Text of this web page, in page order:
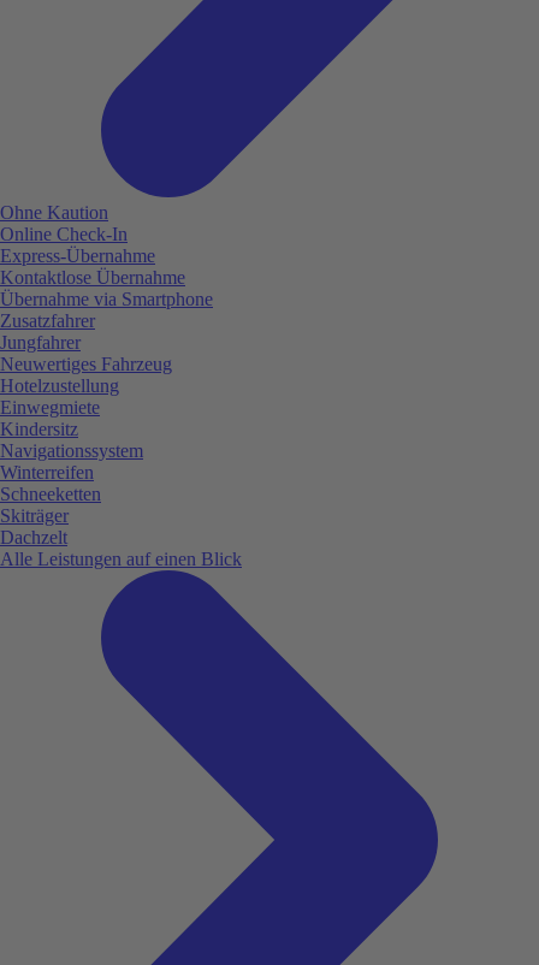
Ohne Kaution
Online Check-In
Express-Übernahme
Kontaktlose Übernahme
Übernahme via Smartphone
Zusatzfahrer
Jungfahrer
Neuwertiges Fahrzeug
Hotelzustellung
Einwegmiete
Kindersitz
Navigationssystem
Winterreifen
Schneeketten
Skiträger
Dachzelt
Alle Leistungen auf einen Blick